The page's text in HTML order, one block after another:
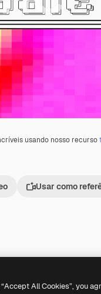
usando nosso recurso
Usar como
All Cookies”, you